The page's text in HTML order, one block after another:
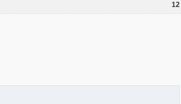
12